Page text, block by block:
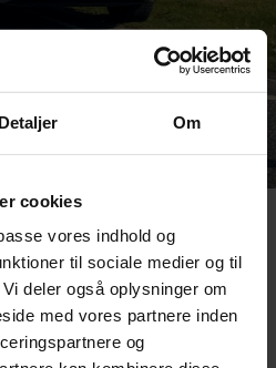
Detaljer Om
cookies
vores indhold og
til sociale medier og til
deler også oplysninger om
med vores partnere inden
og
at bestå første